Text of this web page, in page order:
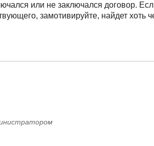
или не заключался договор.
замотивируйте, найдет хоть